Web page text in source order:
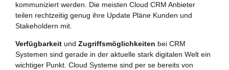
kommuniziert werden. Die meisten Cloud CRM Anbieter
teilen rechtzeitig genug ihre Update Pläne Kunden und
Stakeholdern mit.
Verfügbarkeit und Zugriffsmöglichkeiten bei CRM
Systemen sind gerade in der aktuelle stark digitalen Welt ein
wichtiger Punkt. Cloud Systeme sind per se bereits von